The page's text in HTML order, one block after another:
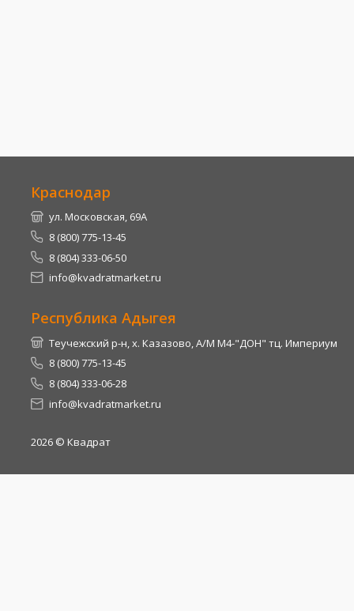
Краснодар
ул. Московская, 69А
8 (800) 775-13-45
8 (804) 333-06-50
info@kvadratmarket.ru
Республика Адыгея
Теучежский р-н, х. Казазово, А/М М4-"ДОН" тц. Империум
8 (800) 775-13-45
8 (804) 333-06-28
info@kvadratmarket.ru
2026 © Квадрат